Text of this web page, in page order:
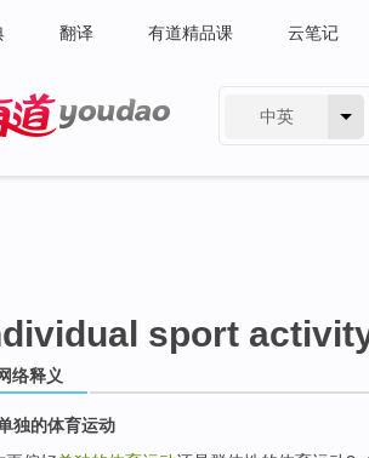
翻译 有道精品课 云笔记
中英
sport
络释义
独的体育运动